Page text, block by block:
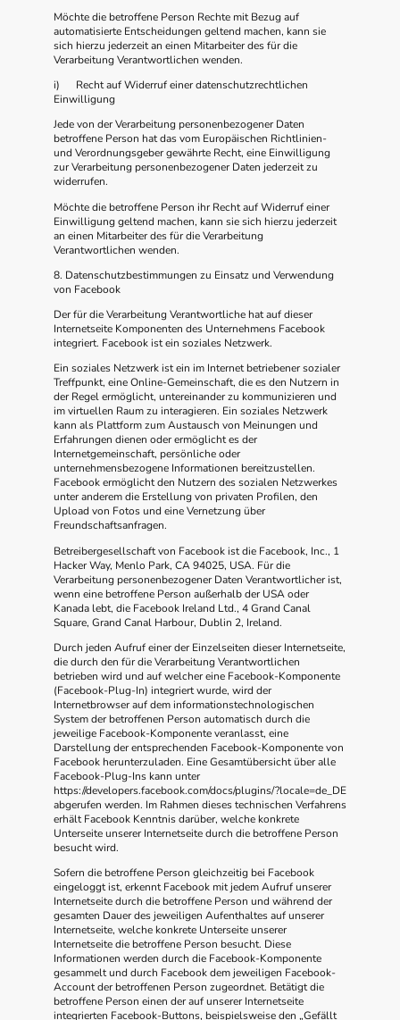
Möchte die betroffene Person Rechte mit Bezug auf
automatisierte Entscheidungen geltend machen, kann sie
sich hierzu jederzeit an einen Mitarbeiter des für die
Verarbeitung Verantwortlichen wenden.
i) Recht auf Widerruf einer datenschutzrechtlichen
Einwilligung
Jede von der Verarbeitung personenbezogener Daten
betroffene Person hat das vom Europäischen Richtlinien-
und Verordnungsgeber gewährte Recht, eine Einwilligung
zur Verarbeitung personenbezogener Daten jederzeit zu
widerrufen.
Möchte die betroffene Person ihr Recht auf Widerruf einer
Einwilligung geltend machen, kann sie sich hierzu jederzeit
an einen Mitarbeiter des für die Verarbeitung
Verantwortlichen wenden.
8. Datenschutzbestimmungen zu Einsatz und Verwendung
von Facebook
Der für die Verarbeitung Verantwortliche hat auf dieser
Internetseite Komponenten des Unternehmens Facebook
integriert. Facebook ist ein soziales Netzwerk.
Ein soziales Netzwerk ist ein im Internet betriebener sozialer
Treffpunkt, eine Online-Gemeinschaft, die es den Nutzern in
der Regel ermöglicht, untereinander zu kommunizieren und
im virtuellen Raum zu interagieren. Ein soziales Netzwerk
kann als Plattform zum Austausch von Meinungen und
Erfahrungen dienen oder ermöglicht es der
Internetgemeinschaft, persönliche oder
unternehmensbezogene Informationen bereitzustellen.
Facebook ermöglicht den Nutzern des sozialen Netzwerkes
unter anderem die Erstellung von privaten Profilen, den
Upload von Fotos und eine Vernetzung über
Freundschaftsanfragen.
Betreibergesellschaft von Facebook ist die Facebook, Inc., 1
Hacker Way, Menlo Park, CA 94025, USA. Für die
Verarbeitung personenbezogener Daten Verantwortlicher ist,
wenn eine betroffene Person außerhalb der USA oder
Kanada lebt, die Facebook Ireland Ltd., 4 Grand Canal
Square, Grand Canal Harbour, Dublin 2, Ireland.
Durch jeden Aufruf einer der Einzelseiten dieser Internetseite,
die durch den für die Verarbeitung Verantwortlichen
betrieben wird und auf welcher eine Facebook-Komponente
(Facebook-Plug-In) integriert wurde, wird der
Internetbrowser auf dem informationstechnologischen
System der betroffenen Person automatisch durch die
jeweilige Facebook-Komponente veranlasst, eine
Darstellung der entsprechenden Facebook-Komponente von
Facebook herunterzuladen. Eine Gesamtübersicht über alle
Facebook-Plug-Ins kann unter
https://developers.facebook.com/docs/plugins/?locale=de_DE
abgerufen werden. Im Rahmen dieses technischen Verfahrens
erhält Facebook Kenntnis darüber, welche konkrete
Unterseite unserer Internetseite durch die betroffene Person
besucht wird.
Sofern die betroffene Person gleichzeitig bei Facebook
eingeloggt ist, erkennt Facebook mit jedem Aufruf unserer
Internetseite durch die betroffene Person und während der
gesamten Dauer des jeweiligen Aufenthaltes auf unserer
Internetseite, welche konkrete Unterseite unserer
Internetseite die betroffene Person besucht. Diese
Informationen werden durch die Facebook-Komponente
gesammelt und durch Facebook dem jeweiligen Facebook-
Account der betroffenen Person zugeordnet. Betätigt die
betroffene Person einen der auf unserer Internetseite
integrierten Facebook-Buttons, beispielsweise den „Gefällt